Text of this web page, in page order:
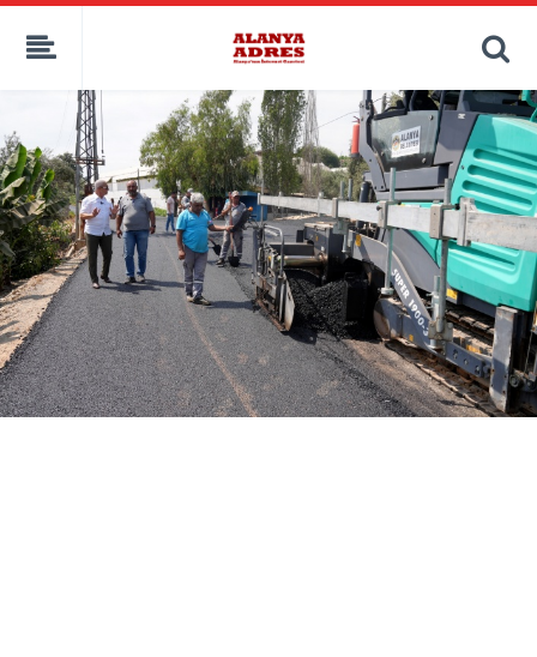
kaçak bahis
deneme bonusu
canlı bahis siteleri
deneme bonusu veren siteler
bahis siteleri
porno izle